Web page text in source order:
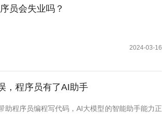
员会失业吗？
2024-03-16
，程序员有了AI助手
助程序员编程写代码，AI大模型的智能助手能力正